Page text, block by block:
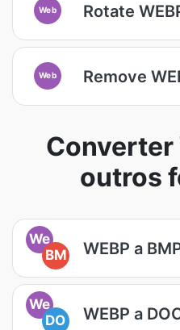
Web Rotate
Web Remove
Converter
outros
We
BM
WEBP a
We
DO
WEBP a